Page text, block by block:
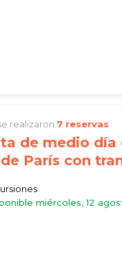
realizaron 7 reservas
de medio día
París con
miércoles, 12